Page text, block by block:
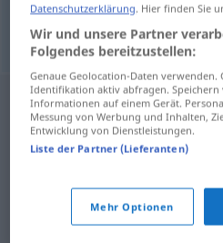
pracadorywcza
Datenschutzerklärung. Hier finden Sie
Wir und unsere Partner
Folgendes bereitzustellen:
Genaue Geolocation-Daten verwenden.
Identifikation aktiv abfragen.
Informationen auf einem Gerät.
Messung von Werbung und Inhalten,
Entwicklung von Dienstleistungen.
Liste der Partner (Lieferanten)
Mehr Optionen